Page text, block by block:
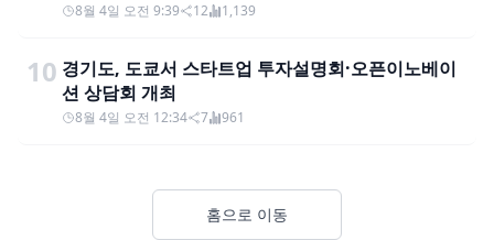
8월 4일 오전 9:39 12 1,139
10 경기도, 도쿄서 스타트업 투자설명회·오픈이노베이
션 상담회 개최
8월 4일 오전 12:34 7 961
홈으로 이동